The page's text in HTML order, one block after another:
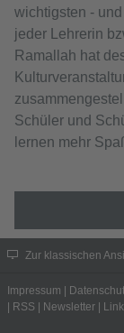
wichtigsten -
jeder Lehrerin
Ramallah hat
Schüler und
lernen mehr
Zur klassischen
Impressum
RSS Newsletter